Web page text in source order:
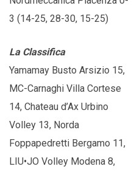
3 (14-25, 28-30, 15-25)
La Classifica
Yamamay Busto Arsizio 15,
MC-Carnaghi Villa Cortese
14, Chateau d’Ax Urbino
Volley 13, Norda
Foppapedretti Bergamo 11,
LIU•JO Volley Modena 8,